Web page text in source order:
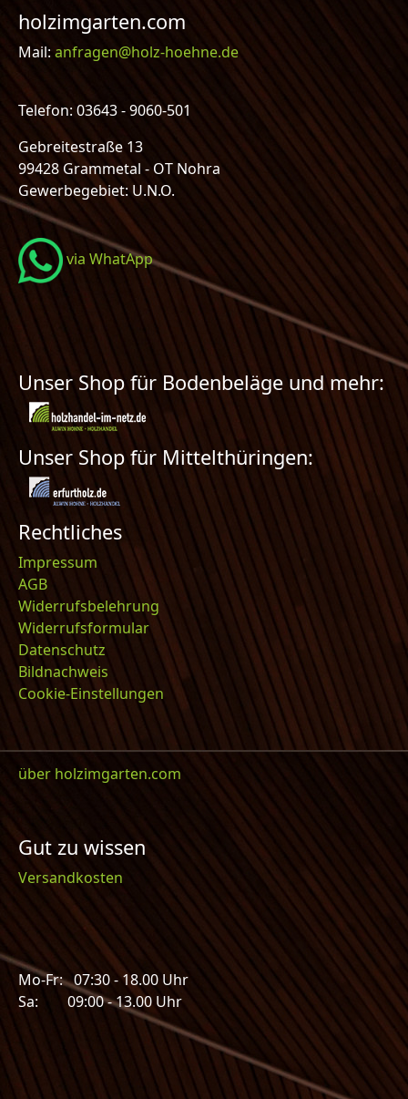
holzimgarten.com
Mail:anfragen@holz-hoehne.de
Telefon: 03643 - 9060-501
Gebreitestraße 13
99428 Grammetal - OT Nohra
Gewerbegebiet: U.N.O.
via WhatApp
Unser Shop für Bodenbeläge und mehr:
Unser Shop für Mittelthüringen:
Rechtliches
Impressum
AGB
Widerrufsbelehrung
Widerrufsformular
Datenschutz
Bildnachweis
Cookie-Einstellungen
über holzimgarten.com
Gut zu wissen
Versandkosten
Mo-Fr: 07:30 - 18.00 Uhr
Sa: 09:00 - 13.00 Uhr